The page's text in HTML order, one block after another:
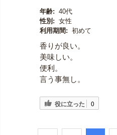
年齢: 40代
性別: 女性
利用期間: 初めて
香りが良い。
美味しい。
便利。
言う事無し。
役に立った 0